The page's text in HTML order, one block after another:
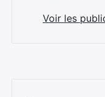
Voir les